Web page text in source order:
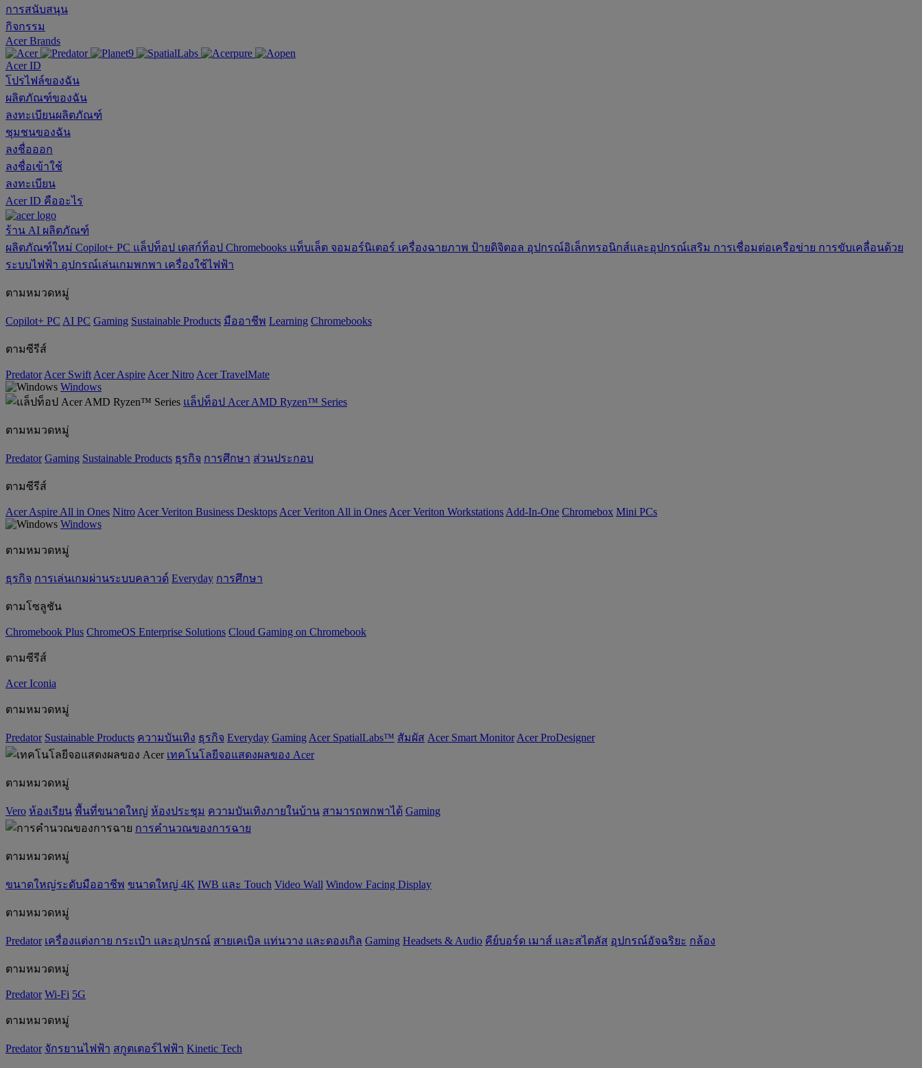
การสนับสนุน
กิจกรรม
Acer Brands
Acer ID
โปรไฟล์ของฉัน
ผลิตภัณฑ์ของฉัน
ลงทะเบียนผลิตภัณฑ์
ชุมชนของฉัน
ลงชื่อออก
ลงชื่อเข้าใช้
ลงทะเบียน
Acer ID คืออะไร
ร้าน AI ผลิตภัณฑ์
ผลิตภัณฑ์ใหม่ Copilot+ PC แล็ปท็อป เดสก์ท็อป Chromebooks แท็บเล็ต จอมอร์นิเตอร์ เครื่องฉายภาพ ป้ายดิจิตอล อุปกรณ์อิเล็กทรอนิกส์และอุปกรณ์เสริม การเชื่อมต่อเครือข่าย การขับเคลื่อนด้วย
ระบบไฟฟ้า อุปกรณ์เล่นเกมพกพา เครื่องใช้ไฟฟ้า
ตามหมวดหมู่
Copilot+ PC AI PC Gaming ‌Sustainable Products มืออาชีพ ‌Learning Chromebooks
ตามซีรีส์
Predator Acer Swift Acer Aspire Acer Nitro Acer TravelMate
Windows
แล็ปท็อป Acer AMD Ryzen™ Series
ตามหมวดหมู่
Predator Gaming ‌Sustainable Products ธุรกิจ การศึกษา ส่วนประกอบ
ตามซีรีส์
Acer Aspire All in Ones Nitro Acer Veriton Business Desktops Acer Veriton All in Ones Acer Veriton Workstations Add-In-One Chromebox Mini PCs
Windows
ตามหมวดหมู่
ธุรกิจ การเล่นเกมผ่านระบบคลาวด์ Everyday การศึกษา
ตามโซลูชัน
Chromebook Plus ChromeOS Enterprise Solutions Cloud Gaming on Chromebook
ตามซีรีส์
Acer Iconia
ตามหมวดหมู่
Predator ‌Sustainable Products ความบันเทิง ธุรกิจ Everyday Gaming Acer SpatialLabs™ สัมผัส Acer Smart Monitor Acer ProDesigner
เทคโนโลยีจอแสดงผลของ Acer
ตามหมวดหมู่
Vero ห้องเรียน พื้นที่ขนาดใหญ่ ห้องประชุม ความบันเทิงภายในบ้าน สามารถพกพาได้ Gaming
การคำนวณของการฉาย
ตามหมวดหมู่
ขนาดใหญ่ระดับมืออาชีพ ขนาดใหญ่ 4K IWB และ Touch Video Wall Window Facing Display
ตามหมวดหมู่
Predator เครื่องแต่งกาย กระเป๋า และอุปกรณ์ สายเคเบิล แท่นวาง และดองเกิล Gaming ‌Headsets & Audio คีย์บอร์ด เมาส์ และสไตลัส อุปกรณ์อัจฉริยะ กล้อง
ตามหมวดหมู่
Predator Wi-Fi 5G
ตามหมวดหมู่
Predator จักรยานไฟฟ้า สกูตเตอร์ไฟฟ้า Kinetic Tech